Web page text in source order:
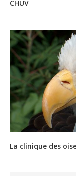
CHUV
La clinique des